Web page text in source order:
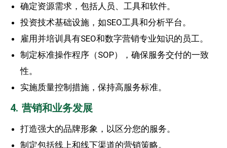
确定资源需求，包括人员、工具和软件。
投资技术基础设施，如SEO工具和分析平台。
雇用并培训具有SEO和数字营销专业知识的员工。
制定标准操作程序（SOP），确保服务交付的一致
性。
实施质量控制措施，保持高服务标准。
4. 营销和业务发展
打造强大的品牌形象，以区分您的服务。
制定包括线上和线下渠道的营销策略。